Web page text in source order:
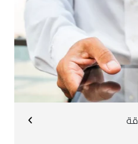
الحلول المبتكرة للتحكم وإدارة
العمليات في أي وقت دون
الحاجة لزيارة الفرع.